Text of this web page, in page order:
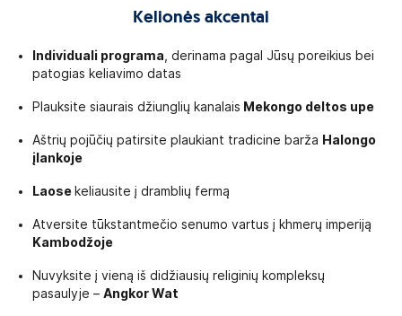
Kelionės akcentai
Individuali programa , derinama pagal Jūsų poreikius bei
patogias keliavimo datas
Plauksite siaurais džiunglių kanalais Mekongo deltos upe
Aštrių pojūčių patirsite plaukiant tradicine barža Halongo
įlankoje
Laose keliausite į dramblių fermą
Atversite tūkstantmečio senumo vartus į khmerų imperiją
Kambodžoje
Nuvyksite į vieną iš didžiausių religinių kompleksų
pasaulyje – Angkor Wat